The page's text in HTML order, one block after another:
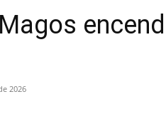
2026